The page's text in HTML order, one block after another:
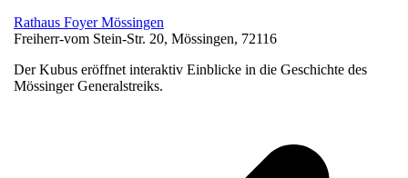
Rathaus Foyer Mössingen
Freiherr-vom Stein-Str. 20, Mössingen, 72116
Der Kubus eröffnet interaktiv Einblicke in die Geschichte des
Mössinger Generalstreiks.